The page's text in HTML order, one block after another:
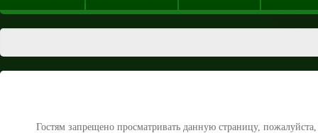
Гостям запрещено просматривать данную страницу,